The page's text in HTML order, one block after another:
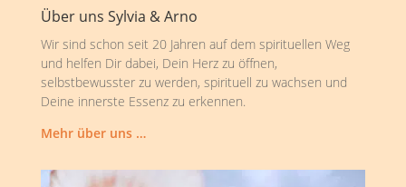
Über uns Sylvia & Arno
Wir sind schon seit 20 Jahren auf dem spirituellen Weg
und helfen Dir dabei, Dein Herz zu öffnen,
selbstbewusster zu werden, spirituell zu wachsen und
Deine innerste Essenz zu erkennen.
Mehr über uns …